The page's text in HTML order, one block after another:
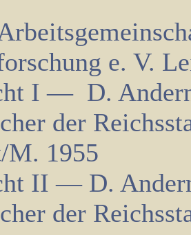
e. V.
I — D.
der
M. 1955
II—D.
der